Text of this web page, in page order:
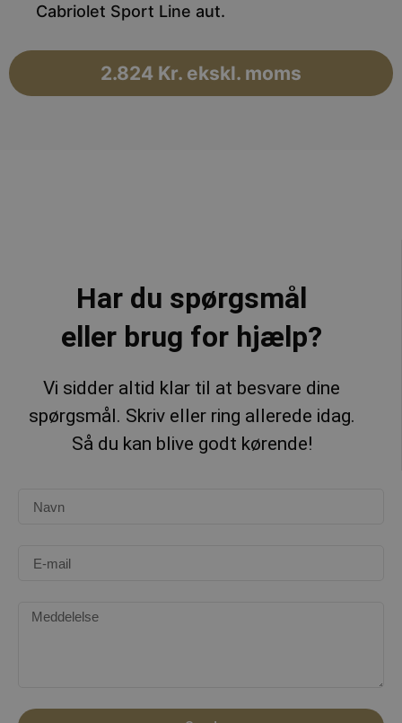
Cabriolet Sport Line aut.
2.824 Kr. ekskl. moms
Har du spørgsmål
eller brug for hjælp?
Vi sidder altid klar til at besvare dine
spørgsmål. Skriv eller ring allerede idag.
Så du kan blive godt kørende!